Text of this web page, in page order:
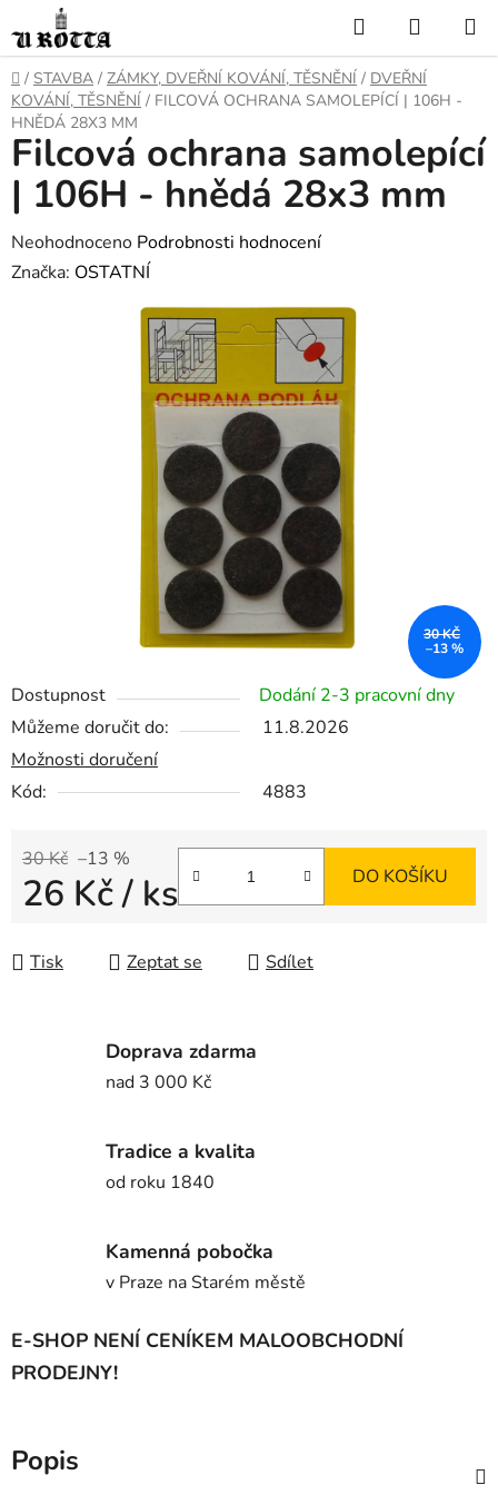
na
obsah
Hledat
KOŠÍK
DOMŮ
/ STAVBA / ZÁMKY, DVEŘNÍ KOVÁNÍ, TĚSNĚNÍ / DVEŘNÍ
KOVÁNÍ, TĚSNĚNÍ / FILCOVÁ OCHRANA SAMOLEPÍCÍ | 106H -
HNĚDÁ 28X3 MM
Dostupnost
Dodání 2-3 pracovní dny
Můžeme doručit do:
11.8.2026
Možnosti doručení
Kód:
4883
30 Kč –13 %
26 Kč/ ks DO KOŠÍKU
Tisk Zeptat se Sdílet
Filcová ochrana samolepící
| 106H - hnědá 28x3 mm
Průměrné
hodnocení
Neohodnoceno Podrobnosti hodnocení
Značka: OSTATNÍ
30 KČ
–13 %
Doprava zdarma
nad 3 000 Kč
Tradice a kvalita
od roku 1840
Kamenná pobočka
v Praze na Starém městě
E-SHOP NENÍ CENÍKEM MALOOBCHODNÍ
PRODEJNY!
Popis